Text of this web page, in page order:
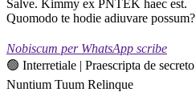
Salve. Kimmy ex PNTEK haec est.
Quomodo te hodie adiuvare possum?
Nobiscum per WhatsApp scribe
🟢 Interretiale | Praescripta de secreto
Nuntium Tuum Relinque